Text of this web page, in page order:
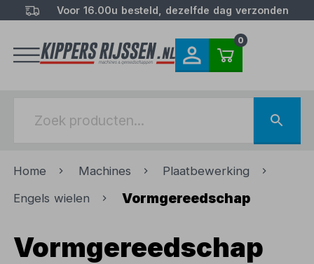
Voor 16.00u besteld, dezelfde dag verzonden
0
Home Machines
Plaatbewerking
Engels wielen
Vormgereedschap
Vormgereedschap